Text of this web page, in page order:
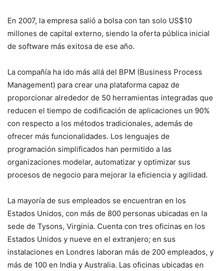
En 2007, la empresa salió a bolsa con tan solo US$10
millones de capital externo, siendo la oferta pública inicial
de software más exitosa de ese año.
La compañía ha ido más allá del BPM (Business Process
Management) para crear una plataforma capaz de
proporcionar alrededor de 50 herramientas integradas que
reducen el tiempo de codificación de aplicaciones un 90%
con respecto a los métodos tradicionales, además de
ofrecer más funcionalidades. Los lenguajes de
programación simplificados han permitido a las
organizaciones modelar, automatizar y optimizar sus
procesos de negocio para mejorar la eficiencia y agilidad.
La mayoría de sus empleados se encuentran en los
Estados Unidos, con más de 800 personas ubicadas en la
sede de Tysons, Virginia. Cuenta con tres oficinas en los
Estados Unidos y nueve en el extranjero; en sus
instalaciones en Londres laboran más de 200 empleados, y
más de 100 en India y Australia. Las oficinas ubicadas en